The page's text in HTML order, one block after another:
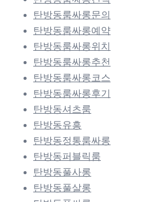
탄방동룸싸롱문의
탄방동룸싸롱예약
탄방동룸싸롱위치
탄방동룸싸롱추천
탄방동룸싸롱코스
탄방동룸싸롱후기
탄방동셔츠룸
탄방동유흥
탄방동정통룸싸롱
탄방동퍼블릭룸
탄방동풀사롱
탄방동풀살롱